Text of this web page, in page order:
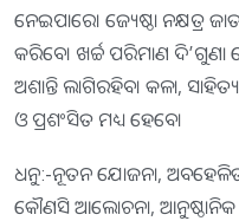
ନେଇପାରେ। ଜ୍ୟେଷ୍ଠା ନକ୍ଷତ୍ର
କରିବେ। ଖର୍ଚ୍ଚ ପରିମାଣ
ଅଶାନ୍ତି ଲାଗିରହିବ। କଳା,
ଓ ପ୍ରଶଂସିତ ମଧ୍ୟ ହେବେ।
ଧନୁ:-ନୂତନ ଯୋଜନା, ଅବହେଳିତ
କୌଣସି ଆଲୋଚନା, ଆନୁଷ୍ଠାନିକ